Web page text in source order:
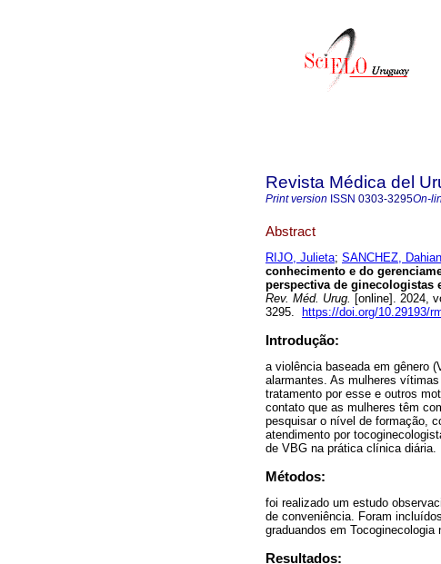
Revista Médica del
Print version ISSN 0303-3295On-
Abstract
RIJO, Julieta; SANCHEZ,
conhecimento e do
perspectiva de ginecologistas
Rev. Méd. Urug. [online]. 2024,
3295.
https://doi.org/10.29193/
Introdução:
a violência baseada em gênero
alarmantes. As mulheres
tratamento por esse e outros
contato que as mulheres têm
pesquisar o nível de formação,
atendimento por
de VBG na prática clínica diária.
Métodos:
foi realizado um estudo
de conveniência. Foram
graduandos em Tocoginecologia
Resultados: